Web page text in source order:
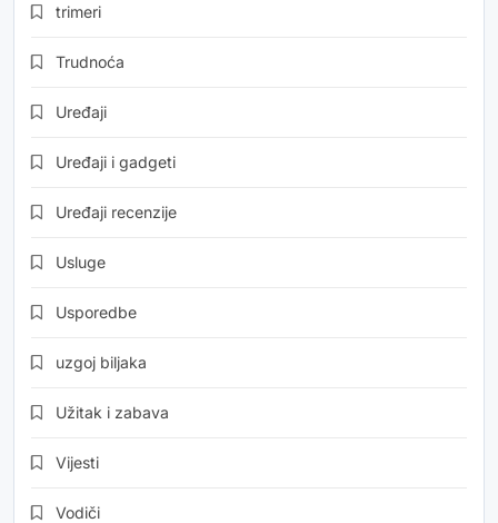
trimeri
Trudnoća
Uređaji
Uređaji i gadgeti
Uređaji recenzije
Usluge
Usporedbe
uzgoj biljaka
Užitak i zabava
Vijesti
Vodiči